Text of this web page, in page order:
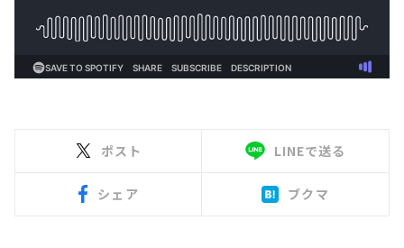
ポスト LINEで送る
シェア ブクマ